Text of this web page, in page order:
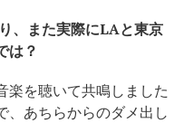
、また実際にLAと東京
は？
楽を聴いて共鳴しました
、あちらからのダメ出し